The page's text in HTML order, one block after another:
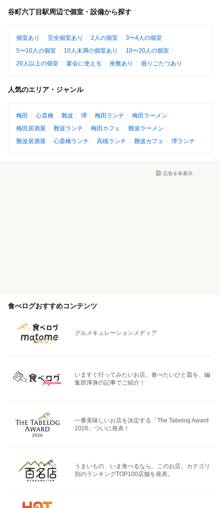
谷町六丁目駅周辺で個室・設備から探す
個室あり 完全個室あり 2人の個室
3〜4人の個室
5〜10人の個室
10人未満の個室あり
10〜20人の個室
20人以上の個室
宴会に使える 座敷あり 掘りごたつあり
人気のエリア・ジャンル
梅田 心斎橋 難波 堺 梅田ランチ
梅田ラーメン
梅田居酒屋
難波ランチ 梅田カフェ
難波ラーメン
難波居酒屋
心斎橋ランチ 高槻ランチ 難波カフェ 堺ランチ
広告を非表示
食べログおすすめコンテンツ
グルメキュレーションメディア
いますぐ行ってみたいお店、食べたいひと皿を、編
集部渾身の記事でご紹介！
一番美味しいお店を決定する「The Tabelog Award
2026」ついに発表！
うまいもの、いま食べるなら、このお店。カテゴリ
別のランキングTOP100店舗を発表。